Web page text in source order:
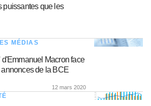
puissantes que les
MÉDIAS
d'Emmanuel Macron face
de la BCE
12 mars 2020